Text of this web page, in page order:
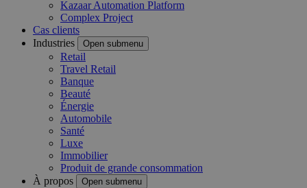
Kazaar Automation Platform
Complex Project
Cas clients
Industries
Open submenu
Retail
Travel Retail
Banque
Beauté
Énergie
Automobile
Santé
Luxe
Immobilier
Produit de grande consommation
À propos
Open submenu